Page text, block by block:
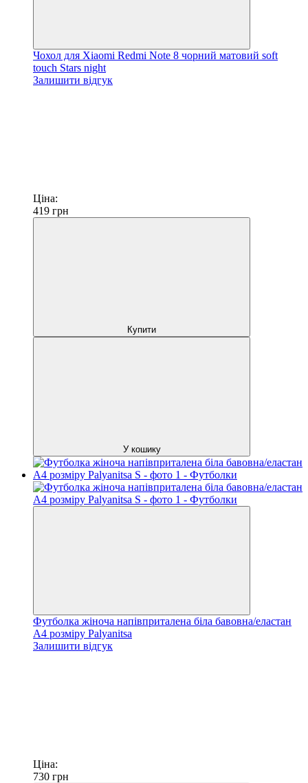
Чохол для Xiaomi Redmi Note 8 чорний матовий soft
touch Stars night
Залишити відгук
Ціна:
419 грн
Купити
У кошику
Футболка жіноча напівприталена біла бавовна/еластан
А4 розміру Palyanitsa
Залишити відгук
Ціна:
730 грн